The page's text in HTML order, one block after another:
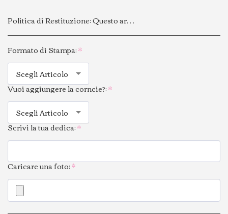
Politica di Restituzione:Questo articolo personalizzato viene realizzato su richiesta specifica del cliente e contiene dati personali confermati al momento dell’acquisto. Per questo motivo, non è possibile effettuare cambi o resi.
Formato di Stampa:*
Scegli Articolo
Vuoi aggiungere la corncie?:*
Scegli Articolo
Scrivi la tua dedica:*
Caricare una foto:*